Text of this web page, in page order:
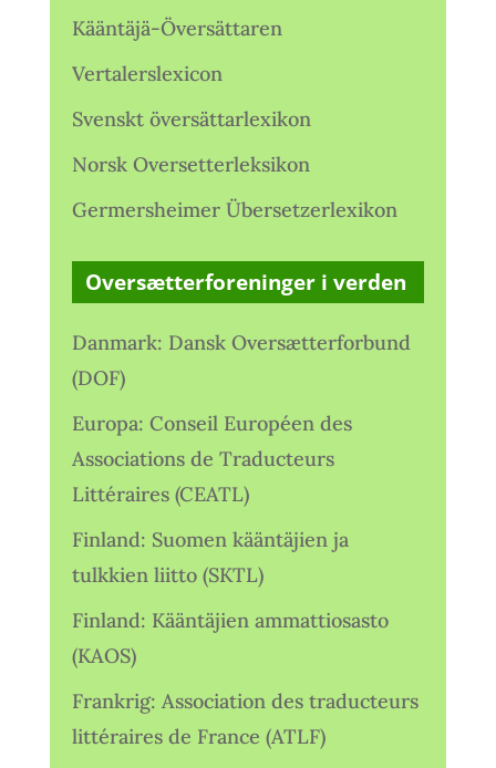
Kääntäjä-Översättaren
Vertalerslexicon
Svenskt översättarlexikon
Norsk Oversetterleksikon
Germersheimer Übersetzerlexikon
Oversætterforeninger i verden
Danmark: Dansk Oversætterforbund
(DOF)
Europa: Conseil Européen des
Associations de Traducteurs
Littéraires (CEATL)
Finland: Suomen kääntäjien ja
tulkkien liitto (SKTL)
Finland: Kääntäjien ammattiosasto
(KAOS)
Frankrig: Association des traducteurs
littéraires de France (ATLF)